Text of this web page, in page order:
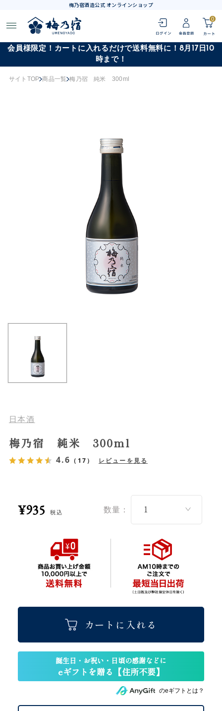
梅乃宿酒造公式 オンラインショップ
0
会員様限定！カートに入れるだけで送料無料に！8月17日10
時まで！
サイトTOP 商品一覧 梅乃宿 純米 300ml
日本酒
梅乃宿 純米 300ml
4.6 （17） レビューを見る
¥935 税込 数量：
カートに入れる
のeギフトとは？